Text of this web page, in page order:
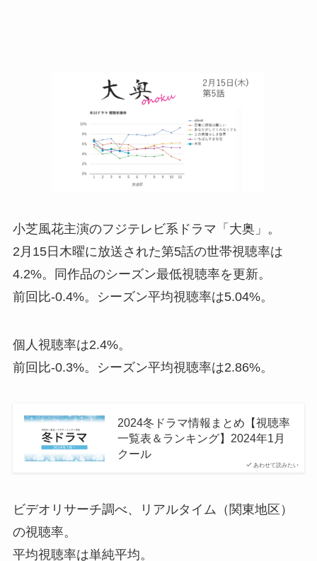
小芝風花主演のフジテレビ系ドラマ「大奥」。
2月15日木曜に放送された第5話の世帯視聴率は
4.2%。同作品のシーズン最低視聴率を更新。
前回比-0.4%。シーズン平均視聴率は5.04%。
個人視聴率は2.4%。
前回比-0.3%。シーズン平均視聴率は2.86%。
あわせて読みたい
2024冬ドラマ情報まとめ【視聴率
一覧表＆ランキング】2024年1月
クール
ビデオリサーチ調べ、リアルタイム（関東地区）
の視聴率。
平均視聴率は単純平均。